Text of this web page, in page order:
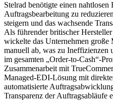
Stelrad benötigte einen
Auftragsbearbeitung zu
steigern und das wachsende
Als führender britischer
wickelte das Unternehmen große
manuell ab, was zu Ineffizienzen
im gesamten „Order-to-Cash“-
Zusammenarbeit mit
Managed-EDI-Lösung mit
automatisierte
Transparenz der Auftragsabläufe